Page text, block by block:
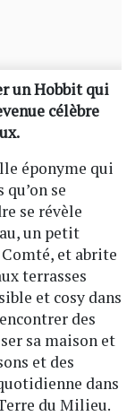
un Hobbit qui
célèbre
éponyme qui
se
se révèle
un petit
et abrite
terrasses
et cosy dans
des
sa maison et
et des
dans
du Milieu.